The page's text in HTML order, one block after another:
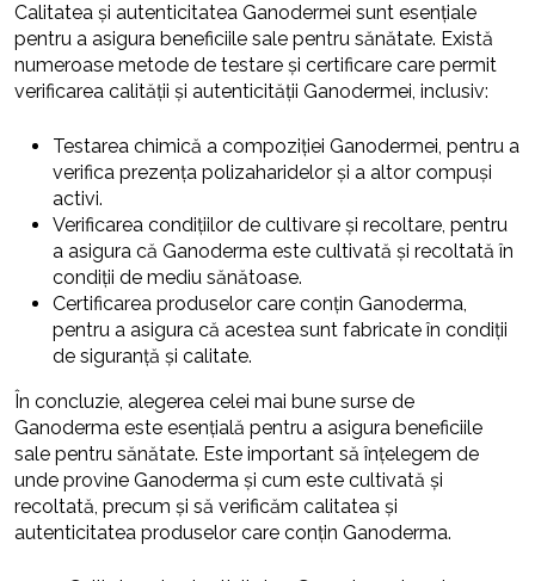
Calitatea și autenticitatea Ganodermei sunt esențiale
pentru a asigura beneficiile sale pentru sănătate. Există
numeroase metode de testare și certificare care permit
verificarea calității și autenticității Ganodermei, inclusiv:
Testarea chimică a compoziției Ganodermei, pentru a
verifica prezența polizaharidelor și a altor compuși
activi.
Verificarea condițiilor de cultivare și recoltare, pentru
a asigura că Ganoderma este cultivată și recoltată în
condiții de mediu sănătoase.
Certificarea produselor care conțin Ganoderma,
pentru a asigura că acestea sunt fabricate în condiții
de siguranță și calitate.
În concluzie, alegerea celei mai bune surse de
Ganoderma este esențială pentru a asigura beneficiile
sale pentru sănătate. Este important să înțelegem de
unde provine Ganoderma și cum este cultivată și
recoltată, precum și să verificăm calitatea și
autenticitatea produselor care conțin Ganoderma.